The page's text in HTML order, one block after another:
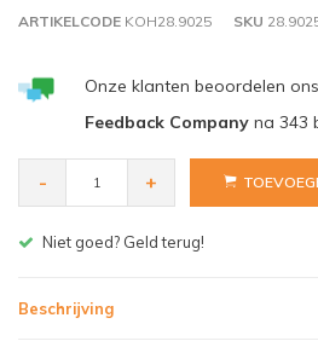
ARTIKELCODE KOH28.9025 SKU
Onze klanten beoordelen
Feedback Companyna 343
- +
Gratis bezorgen v.a.
Beschrijving